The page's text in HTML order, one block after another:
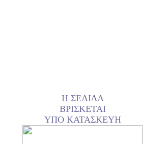
Η ΣΕΛΙΔΑ
ΒΡΙΣΚΕΤΑΙ
ΥΠΟ ΚΑΤΑΣΚΕΥΗ